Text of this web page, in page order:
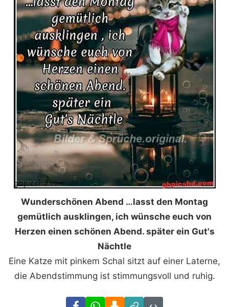
Wunderschönen Abend …lasst den Montag
gemütlich ausklingen, ich wünsche euch von
Herzen einen schönen Abend. später ein Gut's
Nächtle
Eine Katze mit pinkem Schal sitzt auf einer Laterne,
die Abendstimmung ist stimmungsvoll und ruhig.
FacebookWhatsAppDownload